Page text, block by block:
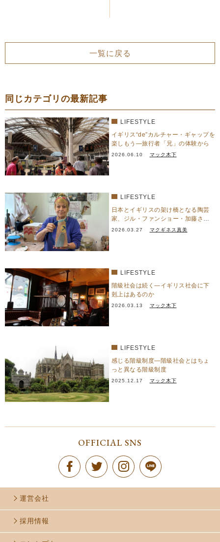
一覧に戻る
同じカテゴリの最新記事
LIFESTYLE
イギリス“de”カルチャー・ギャップを
楽しもう―旅行者「兄」の体験から
2026.06.10 マック木下
LIFESTYLE
日本とイギリスの架け橋となる陶芸
家、ジル・ファンショー・加藤さん
を訪ねて
2026.03.27 マクギネス真美
LIFESTYLE
階級社会は続く―イギリス社会に下
剋上はあるのか
2026.03.13 マック木下
LIFESTYLE
感じる階級制度―階級社会とはちょ
っと異なる階級制度
2025.12.17 マック木下
OFFICIAL SNS
運営会社
採用情報